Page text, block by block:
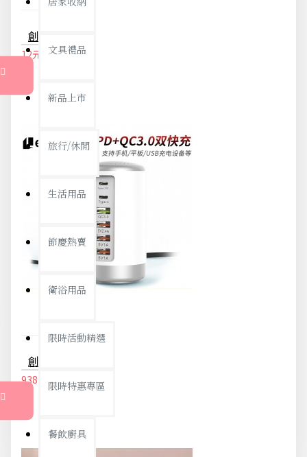
文具禮品
新品上市
旅行/休閒
生活用品
節慶熱賣
衛浴用品
限時活動精選
限時特惠專區
餐飲廚具
12元 13元
938元 988元